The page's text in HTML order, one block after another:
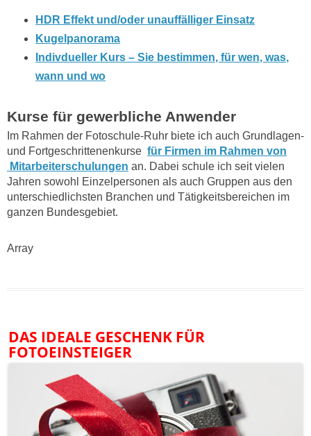
HDR Effekt und/oder unauffälliger Einsatz
Kugelpanorama
Indivdueller Kurs – Sie bestimmen, für wen, was,
wann und wo
Kurse für gewerbliche Anwender
Im Rahmen der Fotoschule-Ruhr biete ich auch Grundlagen-
und Fortgeschrittenenkurse für Firmen im Rahmen von
Mitarbeiterschulungen an. Dabei schule ich seit vielen
Jahren sowohl Einzelpersonen als auch Gruppen aus den
unterschiedlichsten Branchen und Tätigkeitsbereichen im
ganzen Bundesgebiet.
Array
DAS IDEALE GESCHENK FÜR
FOTOEINSTEIGER